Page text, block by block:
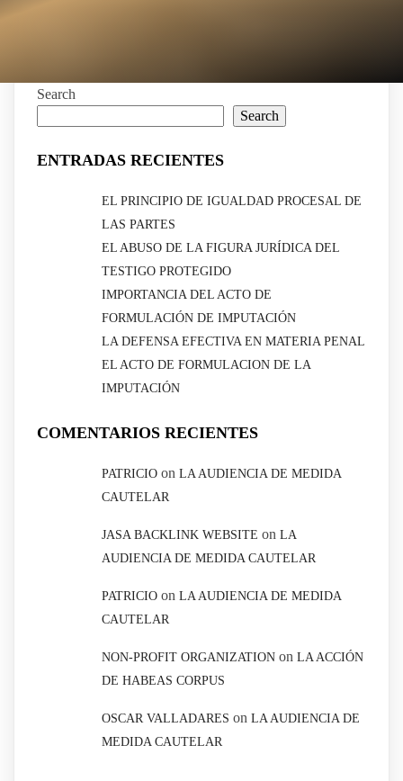
Search
Search
ENTRADAS RECIENTES
EL PRINCIPIO DE IGUALDAD PROCESAL DE
LAS PARTES
EL ABUSO DE LA FIGURA JURÍDICA DEL
TESTIGO PROTEGIDO
IMPORTANCIA DEL ACTO DE
FORMULACIÓN DE IMPUTACIÓN
LA DEFENSA EFECTIVA EN MATERIA PENAL
EL ACTO DE FORMULACION DE LA
IMPUTACIÓN
COMENTARIOS RECIENTES
PATRICIO on LA AUDIENCIA DE MEDIDA
CAUTELAR
JASA BACKLINK WEBSITE on LA
AUDIENCIA DE MEDIDA CAUTELAR
PATRICIO on LA AUDIENCIA DE MEDIDA
CAUTELAR
NON-PROFIT ORGANIZATION on LA ACCIÓN
DE HABEAS CORPUS
OSCAR VALLADARES on LA AUDIENCIA DE
MEDIDA CAUTELAR